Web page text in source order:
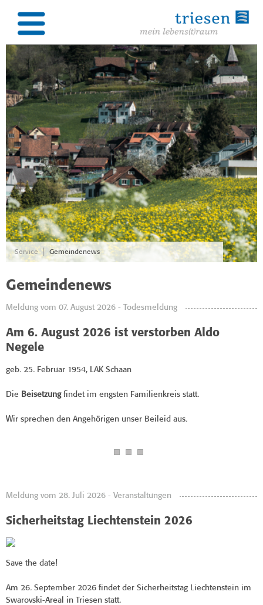
Service | Gemeindenews
Gemeindenews
Meldung vom 07. August 2026 - Todesmeldung
Am 6. August 2026 ist verstorben Aldo
Negele
geb. 25. Februar 1954, LAK Schaan
Die Beisetzungfindet im engsten Familienkreis statt.
Wir sprechen den Angehörigen unser Beileid aus.
Meldung vom 28. Juli 2026 - Veranstaltungen
Sicherheitstag Liechtenstein 2026
Save the date!
Am 26. September 2026 findet der Sicherheitstag Liechtenstein im
Swarovski-Areal in Triesen statt.